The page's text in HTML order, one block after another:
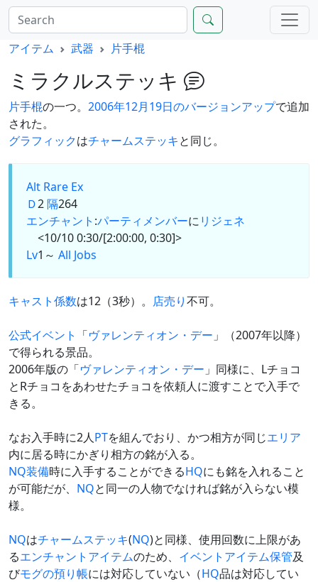
アイテム 武器 片手棍
ミラクルステッキ
片手棍の一つ。 2006年12月19日のバージョンアップで追加
された。
グラフィックはチャームステッキと同じ。
Alt Rare Ex
Ｄ2隔264
エンチャント :パーティメンバーにリジェネ
<10/10 0:30/[2:00:00, 0:30]>
Lv1～ All Jobs
キャスト係数は12（3秒）。 店売り不可。
公式イベント 「ヴァレンティオン・デー 」（2007年以降）
で得られる景品。
2006年版の「ヴァレンティオン・デー 」同様に、Lチョコ
とRチョコをあわせたチョコを依頼人に渡すことで入手で
きる。
なお入手時に2人PTを組んでおり、かつ相方が同じエリア
内に居る時にかぎり相方の銘が入る。
NQ装備時に入手することができるHQにも銘を入れること
が可能だが、 NQと同一の人物でなければ銘が入らない模
様。
NQはチャームステッキ(NQ)と同様、使用回数に上限があ
るエンチャントアイテムのため、 イベントアイテム保管及
びモグの預り帳には対応していない（HQ品は対応してい